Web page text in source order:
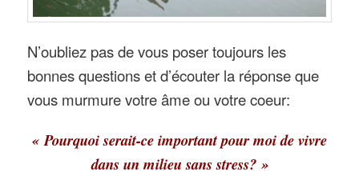
N’oubliez pas de vous poser toujours les
bonnes questions et d’écouter la réponse que
vous murmure votre âme ou votre coeur:
« Pourquoi serait-ce important pour moi de vivre
dans un milieu sans stress? »